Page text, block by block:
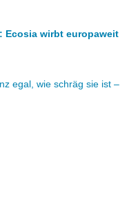
Ecosia wirbt europaweit
egal, wie schräg sie ist –